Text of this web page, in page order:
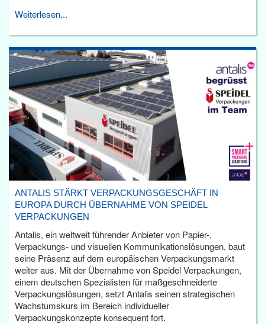
Weiterlesen...
ANTALIS STÄRKT VERPACKUNGSGESCHÄFT IN
EUROPA DURCH ÜBERNAHME VON SPEIDEL
VERPACKUNGEN
Antalis, ein weltweit führender Anbieter von Papier-,
Verpackungs- und visuellen Kommunikationslösungen, baut
seine Präsenz auf dem europäischen Verpackungsmarkt
weiter aus. Mit der Übernahme von Speidel Verpackungen,
einem deutschen Spezialisten für maßgeschneiderte
Verpackungslösungen, setzt Antalis seinen strategischen
Wachstumskurs im Bereich individueller
Verpackungskonzepte konsequent fort.